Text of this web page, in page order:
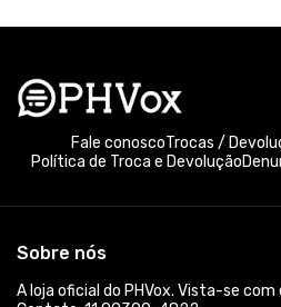
3x de R$ 29,90sem juros